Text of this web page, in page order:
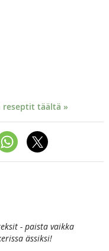
reseptit täältä »
- paista vaikka
ässiksi!